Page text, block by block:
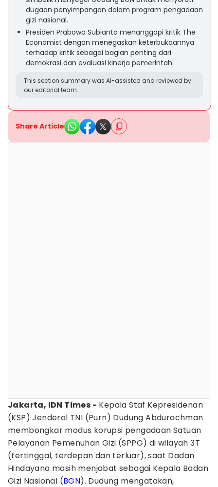
dugaan penyimpangan dalam program pengadaan
gizi nasional.
Presiden Prabowo Subianto menanggapi kritik The
Economist dengan menegaskan keterbukaannya
terhadap kritik sebagai bagian penting dari
demokrasi dan evaluasi kinerja pemerintah.
This section summary was AI-assisted and reviewed by
our editorial team.
Share Article
Jakarta, IDN Times - Kepala Staf Kepresidenan
(KSP) Jenderal TNI (Purn) Dudung Abdurachman
membongkar modus korupsi pengadaan Satuan
Pelayanan Pemenuhan Gizi (SPPG) di wilayah 3T
(tertinggal, terdepan dan terluar), saat Dadan
Hindayana masih menjabat sebagai Kepala Badan
Gizi Nasional (BGN). Dudung mengatakan,